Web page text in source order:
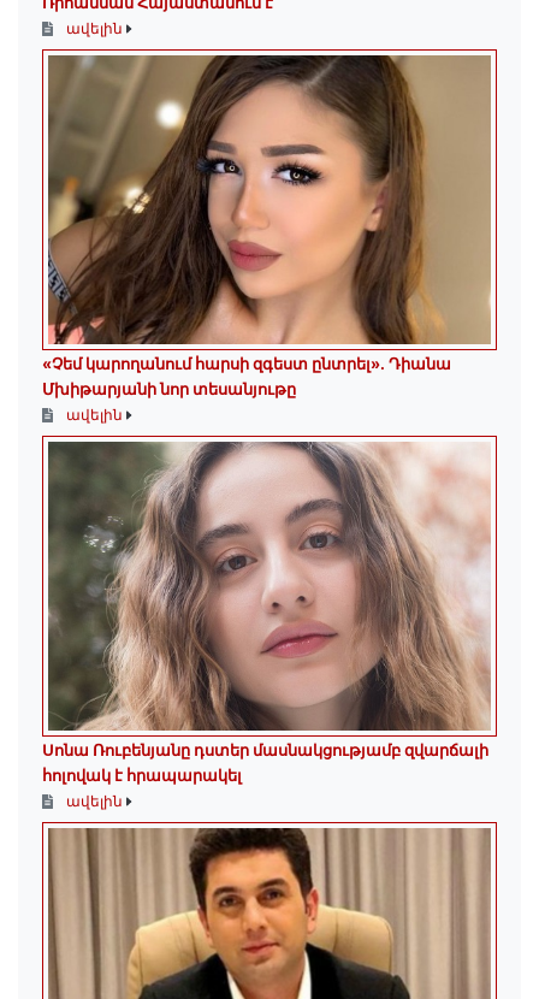
ավելին
«Չեմ կարողանում հարսի զգեստ ընտրել». Դիանա
Մխիթարյանի նոր տեսանյութը
ավելին
Սոնա Ռուբենյանը դստեր մասնակցությամբ զվարճալի
հոլովակ է հրապարակել
ավելին